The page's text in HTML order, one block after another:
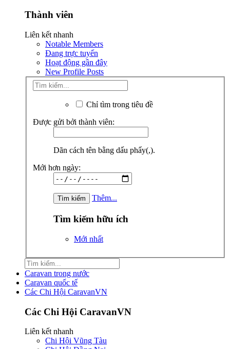
Thành viên
Liên kết nhanh
Notable Members
Đang trực tuyến
Hoạt động gần đây
New Profile Posts
Chỉ tìm trong tiêu đề
Được gửi bởi thành viên:
Dãn cách tên bằng dấu phẩy(,).
Mới hơn ngày:
Thêm...
Tìm kiếm hữu ích
Mới nhất
Caravan trong nước
Caravan quốc tế
Các Chi Hội CaravanVN
Các Chi Hội CaravanVN
Liên kết nhanh
Chi Hội Vũng Tàu